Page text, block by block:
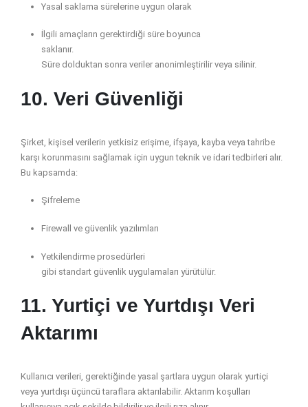
Yasal saklama sürelerine uygun olarak
İlgili amaçların gerektirdiği süre boyunca
saklanır.
Süre dolduktan sonra veriler anonimleştirilir veya silinir.
10. Veri Güvenliği
Şirket, kişisel verilerin yetkisiz erişime, ifşaya, kayba veya tahribe
karşı korunmasını sağlamak için uygun teknik ve idari tedbirleri alır.
Bu kapsamda:
Şifreleme
Firewall ve güvenlik yazılımları
Yetkilendirme prosedürleri
gibi standart güvenlik uygulamaları yürütülür.
11. Yurtiçi ve Yurtdışı Veri
Aktarımı
Kullanıcı verileri, gerektiğinde yasal şartlara uygun olarak yurtiçi
veya yurtdışı üçüncü taraflara aktarılabilir. Aktarım koşulları